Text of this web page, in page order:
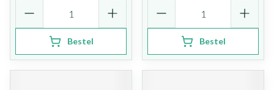
Bestel Bestel